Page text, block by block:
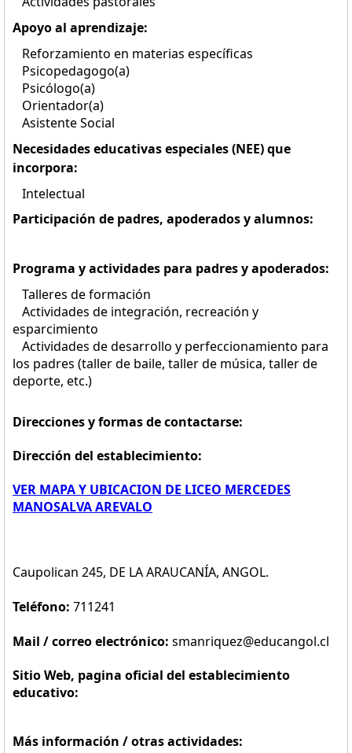
Apoyo al aprendizaje:
Reforzamiento en materias específicas
Psicopedagogo(a)
Psicólogo(a)
Orientador(a)
Asistente Social
Necesidades educativas especiales (NEE) que
incorpora:
Intelectual
Participación de padres, apoderados y alumnos:
Programa y actividades para padres y apoderados:
Talleres de formación
Actividades de integración, recreación y
esparcimiento
Actividades de desarrollo y perfeccionamiento para
los padres (taller de baile, taller de música, taller de
deporte, etc.)
Direcciones y formas de contactarse:
Dirección del establecimiento:
VER MAPA Y UBICACION DE LICEO MERCEDES
MANOSALVA AREVALO
Caupolican 245, DE LA ARAUCANÍA, ANGOL.
Teléfono: 711241
Mail / correo electrónico: smanriquez@educangol.cl
Sitio Web, pagina oficial del establecimiento
educativo:
Más información / otras actividades: